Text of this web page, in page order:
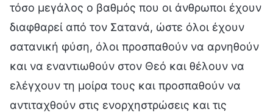
τόσο μεγάλος ο βαθμός που οι άνθρωποι έχουν
διαφθαρεί από τον Σατανά, ώστε όλοι έχουν
σατανική φύση, όλοι προσπαθούν να αρνηθούν
και να εναντιωθούν στον Θεό και θέλουν να
ελέγχουν τη μοίρα τους και προσπαθούν να
αντιταχθούν στις ενορχηστρώσεις και τις